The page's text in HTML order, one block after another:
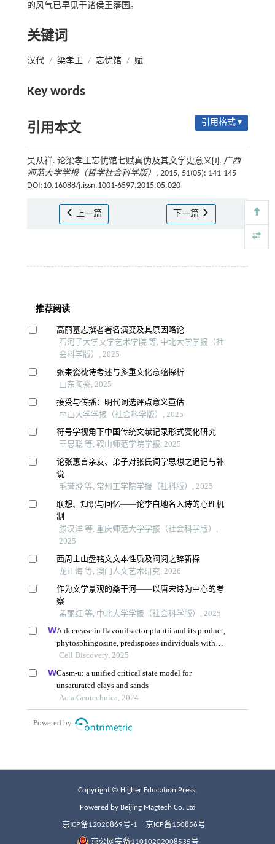
的风气已早见于诸侯王藩国。
关键词
汉代 / 梁孝王 / 忘忧馆 / 赋
Key words
引用本文 引用格式 ▾
吴从祥. 论梁孝王忘忧馆七赋真伪及其文学史意义[J]. 广西
师范大学学报（哲学社会科学版） , 2015, 51(05): 141-145
DOI:10.16088/j.issn.1001-6597.2015.05.020
上一篇 下一篇
Copyright © Higher Education Press.
Powered by Beijing Magtech Co. Ltd
京ICP备12020869号-1 京ICP备150856号
京公网安备11010202008535号